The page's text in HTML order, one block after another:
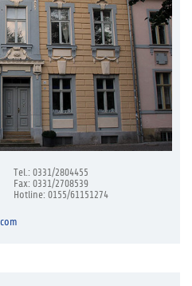
Tel.: 0331/2804455
Fax: 0331/2708539
Hotline: 0155/61151274